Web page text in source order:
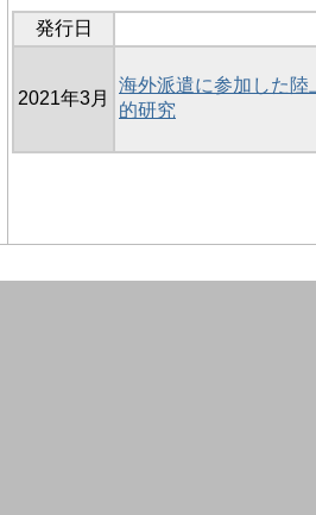
発行日
2021年3月
海外派遣に参加した
的研究